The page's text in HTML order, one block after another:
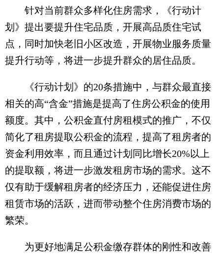
针对当前群众多样化住房需求，《行动计
划》提出要提升住宅品质，开展高品质住宅试
点，同时加快老旧小区改造，开展物业服务质量
提升行动等，将进一步提升群众的居住品质。
《行动计划》的20条措施中，与群众最直接
相关的高“含金”措施是提高了住房公积金的使用
额度。其中，公积金直付房租模式的推广，不仅
简化了租房提取公积金的流程，提高了租房者的
资金利用效率，而且通过计划同比增长20%以上
的提取额，将进一步激发租房市场的需求。这不
仅有助于缓解租房者的经济压力，还能促进住房
租赁市场的活跃，进而带动整个住房消费市场的
繁荣。
为更好地满足公积金缴存群体的刚性和改善